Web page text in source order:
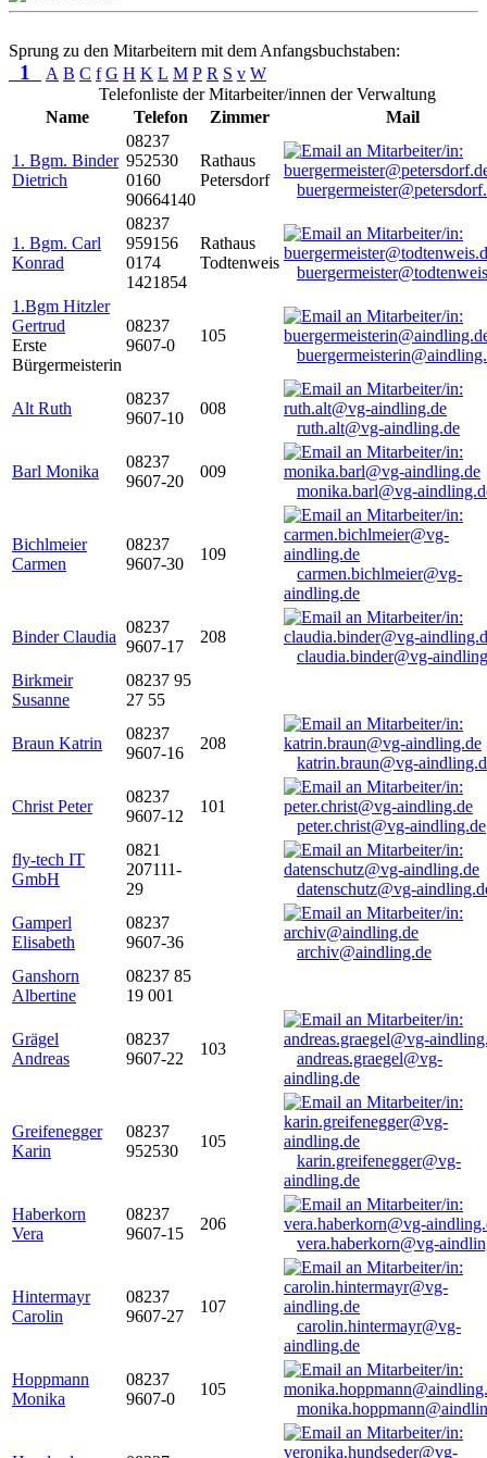
Sprung zu den Mitarbeitern mit dem Anfangsbuchstaben:
1 A B C f G H K L M P R S v W
Telefonliste der Mitarbeiter/innen der Verwaltung
Name
Telefon Zimmer Mail
1. Bgm. Binder
Dietrich
08237
952530
0160
90664140
Rathaus
Petersdorf
1. Bgm. Carl
Konrad
08237
959156
0174
1421854
Rathaus
Todtenweis
1.Bgm Hitzler
Gertrud
Erste
Bürgermeisterin
08237
9607-0
105
Alt Ruth
08237
9607-10
008
ruth.alt@vg-aindling.de
Barl Monika
08237
9607-20
009
monika.barl@vg-
Bichlmeier
Carmen
08237
9607-30
109
carmen.bichlmeier@vg-
aindling.de
Binder Claudia
08237
9607-17
208
claudia.binder@vg-
Birkmeir
Susanne
08237 95
27 55
Braun Katrin
08237
9607-16
208
katrin.braun@vg-
Christ Peter
08237
9607-12
101
peter.christ@vg-aindling.de
fly-tech IT
GmbH
0821
207111-
29
datenschutz@vg-
Gamperl
Elisabeth
08237
9607-36
archiv@aindling.de
Ganshorn
Albertine
08237 85
19 001
Grägel
Andreas
08237
9607-22
103
andreas.graegel@vg-
aindling.de
Greifenegger
Karin
08237
952530
105
karin.greifenegger@vg-
aindling.de
Haberkorn
Vera
08237
9607-15
206
vera.haberkorn@vg-
Hintermayr
Carolin
08237
9607-27
107
carolin.hintermayr@vg-
aindling.de
Hoppmann
Monika
08237
9607-0
105